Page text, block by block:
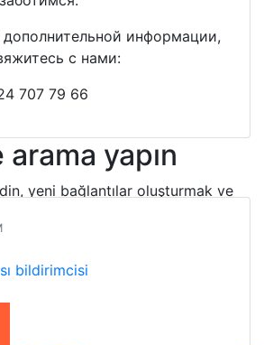
информации,
с нами:
707 79 66
yapın
yeni bağlantılar oluşturmak ve
bildirimcisi